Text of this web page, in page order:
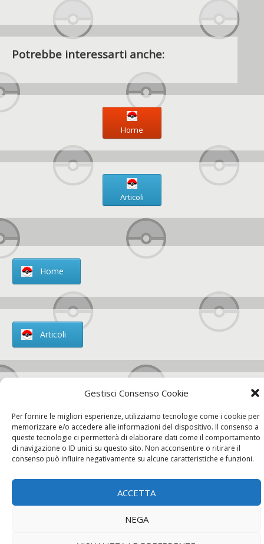
Gestisci Consenso Cookie
Per fornire le migliori esperienze, utilizziamo tecnologie come i cookie per
memorizzare e/o accedere alle informazioni del dispositivo. Il consenso a
queste tecnologie ci permetterà di elaborare dati come il comportamento
di navigazione o ID unici su questo sito. Non acconsentire o ritirare il
consenso può influire negativamente su alcune caratteristiche e funzioni.
ACCETTA
NEGA
Potrebbe interessarti anche:
Home
Articoli
Home
Articoli
Chi siamo
Contatti